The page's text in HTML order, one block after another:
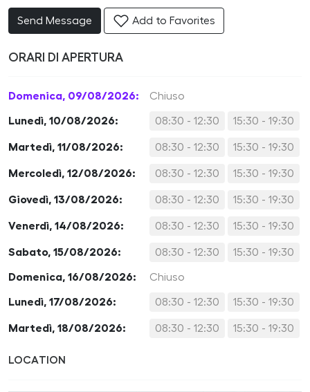
Send Message Add to Favorites
ORARI DI APERTURA
Domenica, 09/08/2026: Chiuso
Lunedì, 10/08/2026: 08:30 - 12:30 15:30 - 19:30
Martedì, 11/08/2026: 08:30 - 12:30 15:30 - 19:30
Mercoledì, 12/08/2026: 08:30 - 12:30 15:30 - 19:30
Giovedì, 13/08/2026: 08:30 - 12:30 15:30 - 19:30
Venerdì, 14/08/2026: 08:30 - 12:30 15:30 - 19:30
Sabato, 15/08/2026: 08:30 - 12:30 15:30 - 19:30
Domenica, 16/08/2026: Chiuso
Lunedì, 17/08/2026: 08:30 - 12:30 15:30 - 19:30
Martedì, 18/08/2026: 08:30 - 12:30 15:30 - 19:30
LOCATION